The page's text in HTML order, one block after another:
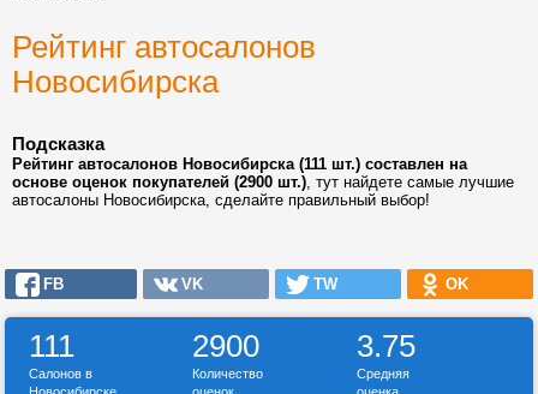
Рейтинг автосалонов
Новосибирска
Подсказка
Рейтинг автосалонов Новосибирска (111 шт.) составлен на
основе оценок покупателей (2900 шт.), тут найдете самые лучшие
автосалоны Новосибирска, сделайте правильный выбор!
FB VK TW OK
111 2900 3.75
Салонов в
Количество
Средняя